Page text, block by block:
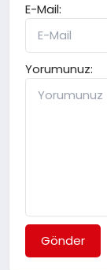
E-Mail:
Yorumunuz:
Gönder